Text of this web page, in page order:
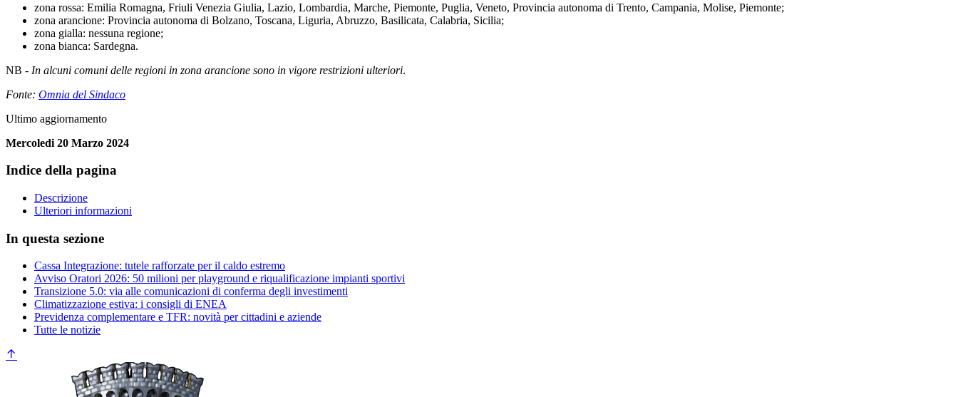
zona rossa: Emilia Romagna, Friuli Venezia Giulia, Lazio, Lombardia, Marche, Piemonte, Puglia, Veneto, Provincia autonoma di Trento, Campania, Molise, Piemonte;
zona arancione: Provincia autonoma di Bolzano, Toscana, Liguria, Abruzzo, Basilicata, Calabria, Sicilia;
zona gialla: nessuna regione;
zona bianca: Sardegna.
NB - In alcuni comuni delle regioni in zona arancione sono in vigore restrizioni ulteriori.
Fonte: Omnia del Sindaco
Ultimo aggiornamento
Mercoledi 20 Marzo 2024
Indice della pagina
Descrizione
Ulteriori informazioni
In questa sezione
Cassa Integrazione: tutele rafforzate per il caldo estremo
Avviso Oratori 2026: 50 milioni per playground e riqualificazione impianti sportivi
Transizione 5.0: via alle comunicazioni di conferma degli investimenti
Climatizzazione estiva: i consigli di ENEA
Previdenza complementare e TFR: novità per cittadini e aziende
Tutte le notizie